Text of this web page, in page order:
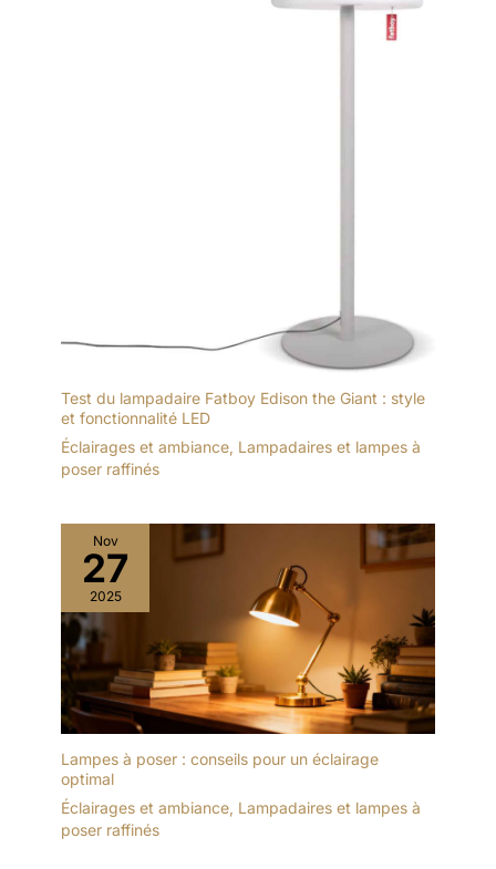
Test du lampadaire Fatboy Edison the Giant : style
et fonctionnalité LED
Éclairages et ambiance, Lampadaires et lampes à
poser raffinés
Nov
27
2025
Lampes à poser : conseils pour un éclairage
optimal
Éclairages et ambiance, Lampadaires et lampes à
poser raffinés